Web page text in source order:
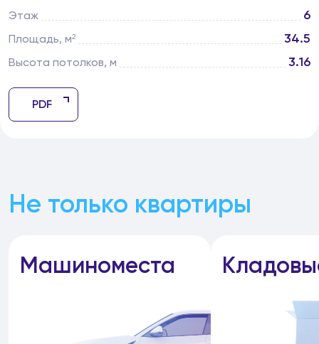
Этаж 6
Площадь, м² 34.5
Высота потолков, м 3.16
PDF
Не только квартиры
Машиноместа